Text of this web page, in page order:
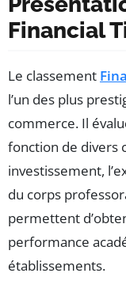
Financial
Le classement
l’un des plus
commerce. Il
fonction de divers
investissement,
du corps
permettent
performance
établissements.